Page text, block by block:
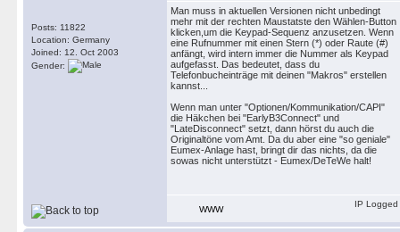
Posts: 11822
Location: Germany
Joined: 12. Oct 2003
Gender:
Man muss in aktuellen Versionen nicht unbedingt
mehr mit der rechten Maustatste den Wählen-Button
klicken,um die Keypad-Sequenz anzusetzen. Wenn
eine Rufnummer mit einen Stern (*) oder Raute (#)
anfängt, wird intern immer die Nummer als Keypad
aufgefasst. Das bedeutet, dass du
Telefonbucheinträge mit deinen "Makros" erstellen
kannst...
Wenn man unter "Optionen/Kommunikation/CAPI"
die Häkchen bei "EarlyB3Connect" und
"LateDisconnect" setzt, dann hörst du auch die
Originaltöne vom Amt. Da du aber eine "so geniale"
Eumex-Anlage hast, bringt dir das nichts, da die
sowas nicht unterstützt - Eumex/DeTeWe halt!
WWW
IP Logged